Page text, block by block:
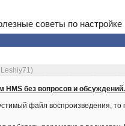
советы по настройке
HMS без вопросов и обсуждений.
файл воспроизведения,